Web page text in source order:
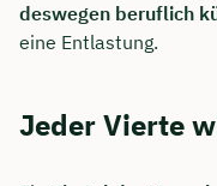
deswegen beruflich
eine Entlastung.
Jeder Vierte